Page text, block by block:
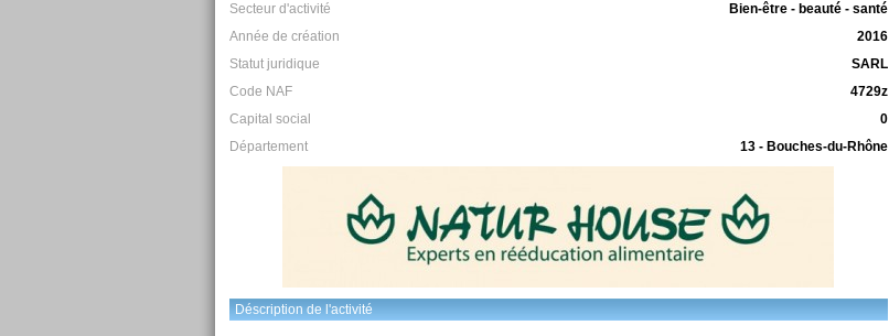
Secteur d'activité
Bien-être - beauté - santé
Année de création
2016
Statut juridique
SARL
Code NAF
4729z
Capital social
0
Département
13 - Bouches-du-Rhône
Déscription de l'activité